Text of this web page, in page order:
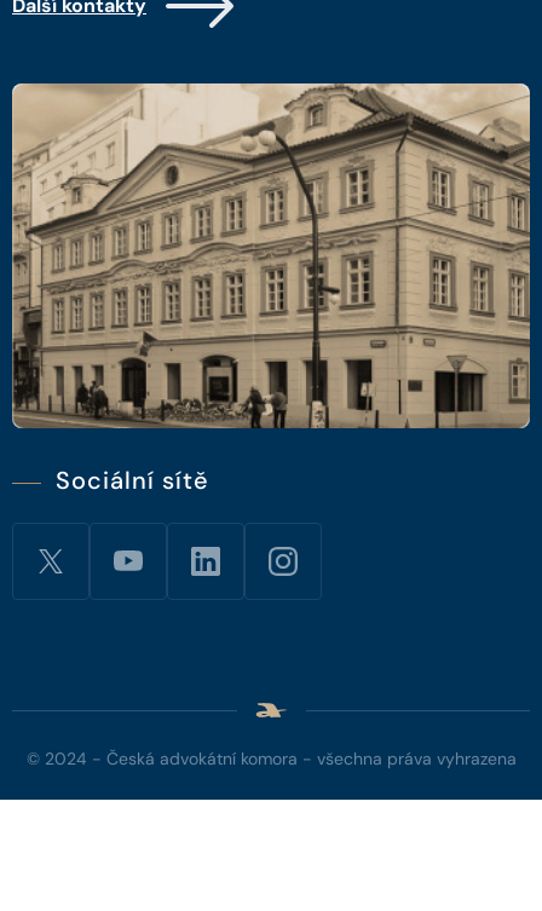
Další kontakty
Sociální sítě
© 2024 - Česká advokátní komora - všechna práva vyhrazena